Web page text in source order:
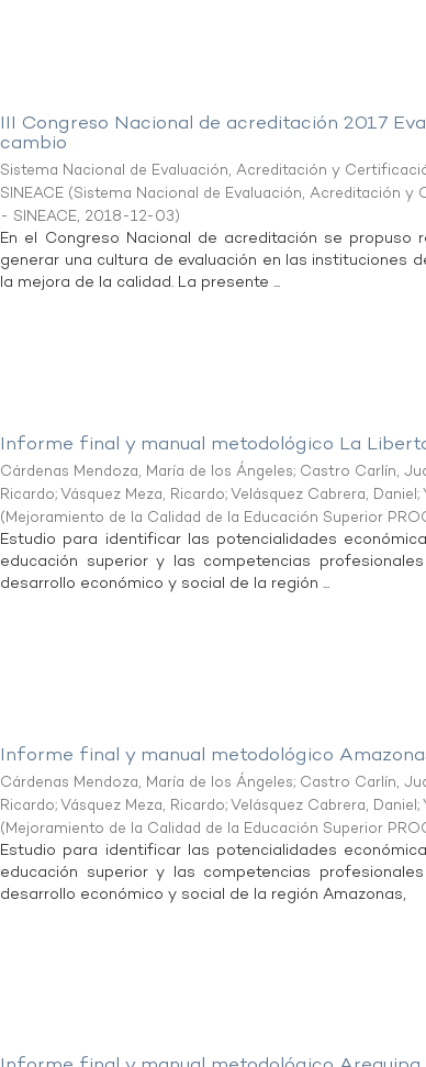
III Congreso Nacional de acreditación 2017
cambio
Sistema Nacional de Evaluación, Acreditación y
SINEACE (Sistema Nacional de Evaluación, Acreditación y
- SINEACE, 2018-12-03)
En el Congreso Nacional de acreditación se propuso
generar una cultura de evaluación en las instituciones
la mejora de la calidad. La presente ...
Informe final y manual metodológico La
Cárdenas Mendoza, María de los Ángeles; Castro Carlín,
Ricardo;Vásquez Meza, Ricardo;Velásquez Cabrera, Daniel;
(Mejoramiento de la Calidad de la Educación Superior
Estudio para identificar las potencialidades
educación superior y las competencias
desarrollo económico y social de la región ...
Informe final y manual metodológico
Cárdenas Mendoza, María de los Ángeles; Castro Carlín,
Ricardo;Vásquez Meza, Ricardo;Velásquez Cabrera, Daniel;
(Mejoramiento de la Calidad de la Educación Superior
Estudio para identificar las potencialidades
educación superior y las competencias
desarrollo económico y social de la región Amazonas,